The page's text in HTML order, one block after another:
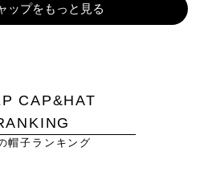
ップをもっと見る
CAP&HAT
帽子ランキング